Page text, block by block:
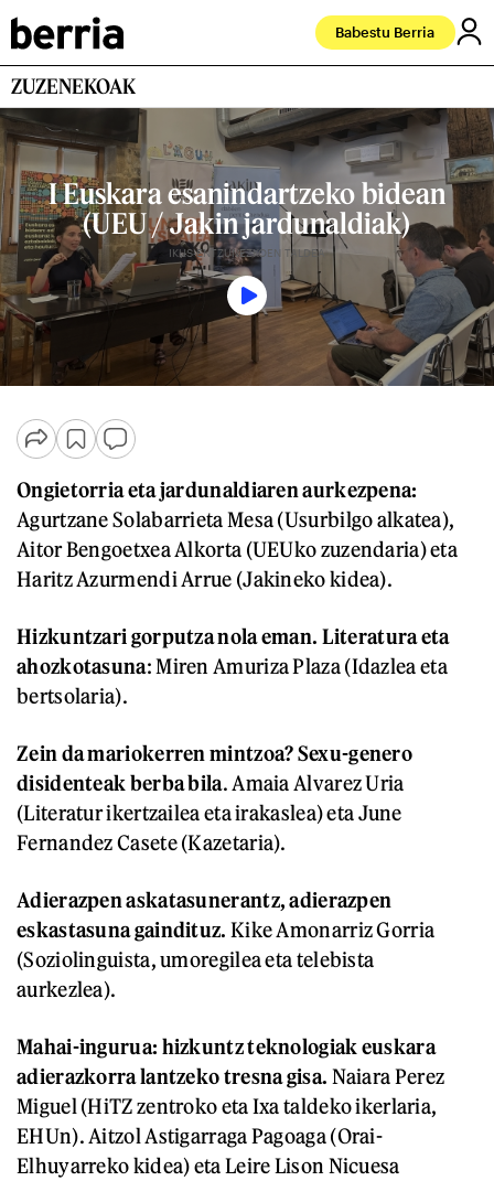
Babestu Berria
ZUZENEKOAK
I Euskara esanindartzeko bidean
(UEU / Jakin jardunaldiak)
IKUS-ENTZUNEZKOEN TALDEA
Ongietorria eta jardunaldiaren aurkezpena:
Agurtzane Solabarrieta Mesa (Usurbilgo alkatea),
Aitor Bengoetxea Alkorta (UEUko zuzendaria) eta
Haritz Azurmendi Arrue (Jakineko kidea).
Hizkuntzari gorputza nola eman. Literatura eta
ahozkotasuna: Miren Amuriza Plaza (Idazlea eta
bertsolaria).
Zein da mariokerren mintzoa? Sexu-genero
disidenteak berba bila. Amaia Alvarez Uria
(Literatur ikertzailea eta irakaslea) eta June
Fernandez Casete (Kazetaria).
Adierazpen askatasunerantz, adierazpen
eskastasuna gaindituz. Kike Amonarriz Gorria
(Soziolinguista, umoregilea eta telebista
aurkezlea).
Mahai-ingurua: hizkuntz teknologiak euskara
adierazkorra lantzeko tresna gisa. Naiara Perez
Miguel (HiTZ zentroko eta Ixa taldeko ikerlaria,
EHUn). Aitzol Astigarraga Pagoaga (Orai-
Elhuyarreko kidea) eta Leire Lison Nicuesa